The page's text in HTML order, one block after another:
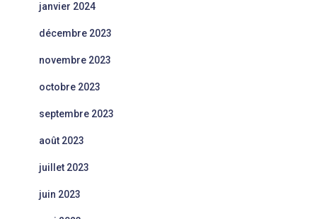
janvier 2024
décembre 2023
novembre 2023
octobre 2023
septembre 2023
août 2023
juillet 2023
juin 2023